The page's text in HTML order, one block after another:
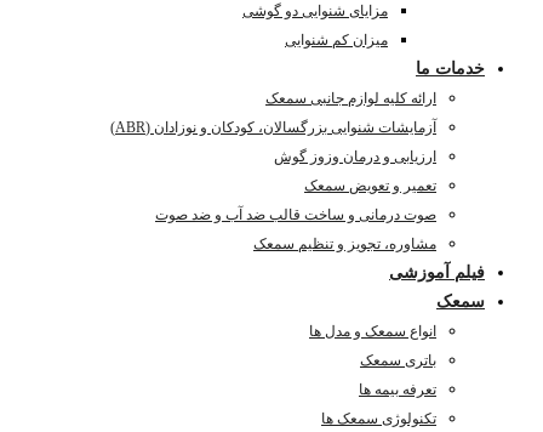
مزایای شنوایی دو گوشی
میزان کم شنوایی
خدمات ما
ارائه کلیه لوازم جانبی سمعک
آزمایشات شنوایی بزرگسالان، کودکان و نوزادان (ABR)
ارزیابی و درمان وزوز گوش
تعمیر و تعویض سمعک
صوت درمانی و ساخت قالب ضد آب و ضد صوت
مشاوره، تجویز و تنظیم سمعک
فیلم آموزشی
سمعک
انواع سمعک و مدل ها
باتری سمعک
تعرفه بیمه ها
تکنولوژی سمعک ها